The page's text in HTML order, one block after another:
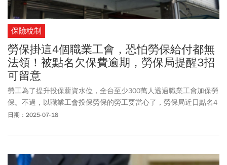
保險稅制
勞保掛這4個職業工會，恐怕勞保給付都無
法領！被點名欠保費逾期，勞保局提醒3招
可留意
勞工為了提升投保薪資水位，全台至少300萬人透過職業工會加保勞
保。不過，以職業工會投保勞保的勞工要當心了，勞保局近日點名4
家職業工會未依法在期限內繳納勞工保險及勞工職業災害保險保險
日期：2025-07-18